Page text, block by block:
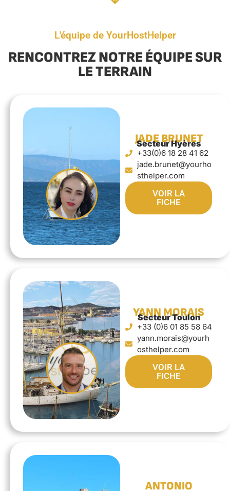
L'équipe de YourHostHelper
RENCONTREZ NOTRE ÉQUIPE SUR
LE TERRAIN
JADE BRUNET
Secteur Hyères
+33(0)6 18 28 41 62
jade.brunet@yourho
sthelper.com
VOIR LA
FICHE
YANN MORAIS
Secteur Toulon
+33 (0)6 01 85 58 64
yann.morais@yourh
osthelper.com
VOIR LA
FICHE
ANTONIO